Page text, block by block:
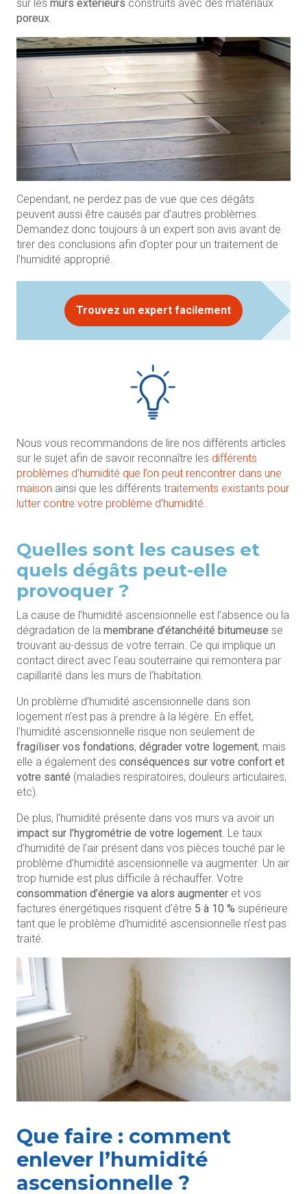
sur les murs extérieurs construits avec des matériaux
poreux.
Cependant, ne perdez pas de vue que ces dégâts
peuvent aussi être causés par d’autres problèmes.
Demandez donc toujours à un expert son avis avant de
tirer des conclusions afin d’opter pour un traitement de
l’humidité approprié.
Trouvez un expert facilement
Nous vous recommandons de lire nos différents articles
sur le sujet afin de savoir reconnaître les différents
problèmes d’humidité que l’on peut rencontrer dans une
maison ainsi que les différents traitements existants pour
lutter contre votre problème d’humidité.
Quelles sont les causes et
quels dégâts peut-elle
provoquer ?
La cause de l’humidité ascensionnelle est l’absence ou la
dégradation de la membrane d’étanchéité bitumeuse se
trouvant au-dessus de votre terrain. Ce qui implique un
contact direct avec l’eau souterraine qui remontera par
capillarité dans les murs de l’habitation.
Un problème d’humidité ascensionnelle dans son
logement n’est pas à prendre à la légère. En effet,
l’humidité ascensionnelle risque non seulement de
fragiliser vos fondations, dégrader votre logement, mais
elle a également des conséquences sur votre confort et
votre santé (maladies respiratoires, douleurs articulaires,
etc).
De plus, l’humidité présente dans vos murs va avoir un
impact sur l’hygrométrie de votre logement. Le taux
d’humidité de l’air présent dans vos pièces touché par le
problème d’humidité ascensionnelle va augmenter. Un air
trop humide est plus difficile à réchauffer. Votre
consommation d’énergie va alors augmenter et vos
factures énergétiques risquent d’être 5 à 10 % supérieure
tant que le problème d’humidité ascensionnelle n’est pas
traité.
Que faire : comment
enlever l’humidité
ascensionnelle ?